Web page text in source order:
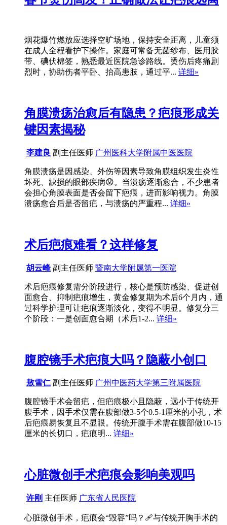
烟花爆竹燃放应选择空旷场地，保持安全距离，儿童须
在成人全程看护下操作。家庭可常备无菌纱布、医用胶
带、碘伏棉签，熟悉最近医院急诊路线。烫伤后疼痛剧
烈时，协助伤者平卧、抬高患肢，通过平... 详细»
角膜溃疡治愈后有隐患？疤痕形成关
键因素揭秘
李建良 副主任医师 广州医科大学附属中医医院
角膜溃疡是因感染、外伤等因素导致角膜组织发生炎性
坏死、缺损的眼部疾病😟。当溃疡逐渐愈合，不少患者
会担心角膜表面是否会留下疤痕，进而影响视力。角膜
溃疡愈合后是否留疤，与溃疡的严重程... 详细»
术后疤痕难看？这样修复
胡云峰副主任医师 暨南大学附属第一医院
术后疤痕修复需分阶段进行，核心是预防感染、促进创
面愈合、抑制疤痕增生，黄金修复期为术后6个月内，通
过科学护理可让疤痕逐渐淡化，变得不明显。修复分三
个阶段：一是创面愈合期（术后1-2... 详细»
腹腔镜手术疤痕大吗？隐蔽小创口
敖雪仁副主任医师 广州中医药大学第三附属医院
腹腔镜手术会留疤，但疤痕极小且隐蔽，远小于传统开
腹手术，因手术仅需在腹部做3-5个0.5-1厘米的小孔，术
后疤痕易恢复且不显眼。传统开腹手术需在腹部做10-15
厘米的长切口，疤痕明... 详细»
心脏微创手术疤痕会影响美观吗
许刚 主任医师 广东省人民医院
心脏微创手术，疤痕会“毁容”吗？🩹与传统开胸手术的